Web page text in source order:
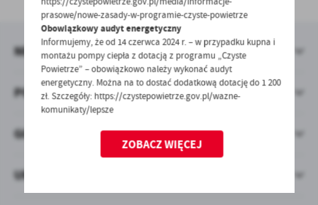
Cookies analityczne pozwalają na uzyskanie informacji w zakresie
wykorzystywania witryny internetowej, miejsca oraz częstotliwości,
z jaką odwiedzane są nasze serwisy www. Dane pozwalają nam na
ocenę naszych serwisów internetowych pod względem ich
popularności wśród użytkowników. Zgromadzone informacje są
przetwarzane w formie zanonimizowanej. Wyrażenie zgody na
analityczne pliki cookies gwarantuje dostępność wszystkich
funkcjonalności.
Więcej
Reklamowe
Dzięki reklamowym plikom cookies prezentujemy Ci najciekawsze
informacje i aktualności na stronach naszych partnerów.
Promocyjne pliki cookies służą do prezentowania Ci naszych
komunikatów na podstawie analizy Twoich upodobań oraz Twoich
zwyczajów dotyczących przeglądanej witryny internetowej. Treści
firm będących naszymi partnerami oraz innych dostawców usług.
Firmy te działają w charakterze pośredników prezentujących nasze
Więcej
POMOCNE LINKI
NEWSLETTER
GODZINY PRACY URZĘDU
URZĄD GMINY STARE KUROWO
prasowe/nowe-zasady-w-programie-czyste-powietrze
Obowiązkowy audyt energetyczny
Informujemy, że od 14 czerwca 2024 r. – w przypadku kupna i
montażu pompy ciepła z dotacją z programu „Czyste
Powietrze” – obowiązkowo należy wykonać audyt
energetyczny. Można na to dostać dodatkową dotację do 1 200
zł. Szczegóły: https://czystepowietrze.gov.pl/wazne-
komunikaty/lepsze
ZOBACZ WIĘCEJ